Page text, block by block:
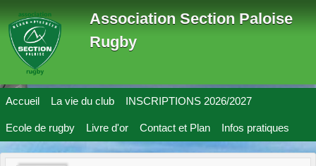
Association Section Paloise
Rugby
Accueil La vie du club INSCRIPTIONS 2026/2027
Ecole de rugby Livre d'or Contact et Plan Infos pratiques